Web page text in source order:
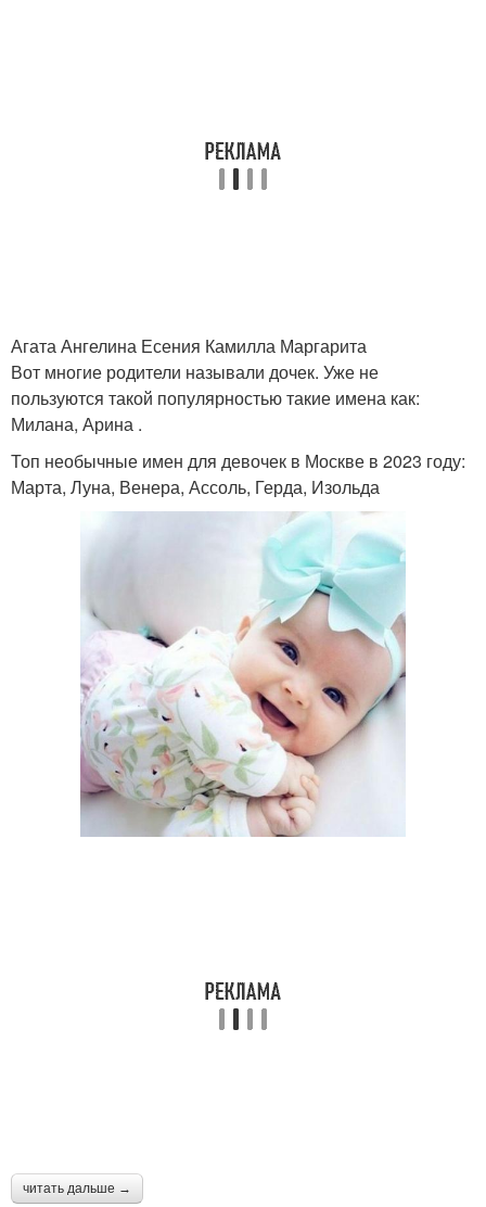
Агата Ангелина Есения Камилла Маргарита
Вот многие родители называли дочек. Уже не
пользуются такой популярностью такие имена как:
Милана, Арина .
Топ необычные имен для девочек в Москве в 2023 году:
Марта, Луна, Венера, Ассоль, Герда, Изольда
читать дальше →